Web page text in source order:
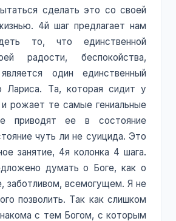
сделать это со своей
4й шаг предлагает нам
то, что единственной
радости, беспокойства,
один единственный
Лариса. Та, которая сидит у
рожает те самые гениальные
приводят ее в состояние
чуть ли не суицида. Это
занятие, 4я колонка 4 шага.
думать о Боге, как о
заботливом, всемогущем. Я не
позволить. Так как слишком
с тем Богом, с которым